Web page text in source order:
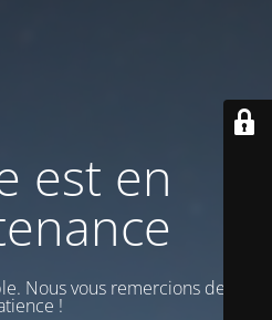
est en
Nous vous remercions de votre
!